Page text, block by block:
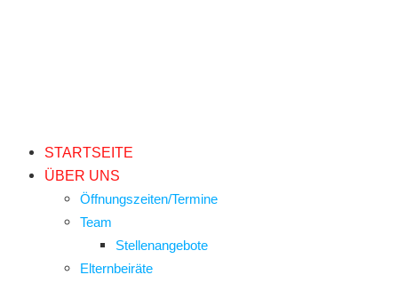
STARTSEITE
ÜBER UNS
Öffnungszeiten/Termine
Team
Stellenangebote
Elternbeiräte